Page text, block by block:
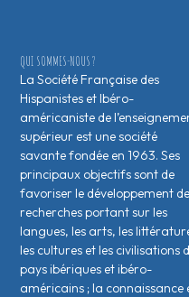
QUI SOMMES-NOUS ?
La Société Française des
Hispanistes et Ibéro-
américaniste de
supérieur est une société
savante fondée en 1963. Ses
principaux objectifs sont de
favoriser le développement
recherches portant sur les
langues, les arts, les
les cultures et les civilisations
pays ibériques et ibéro-
américains ; la connaissance